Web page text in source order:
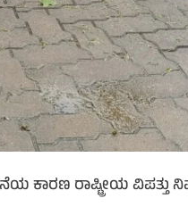
ಕಾರಣ ರಾಷ್ಟ್ರೀಯ